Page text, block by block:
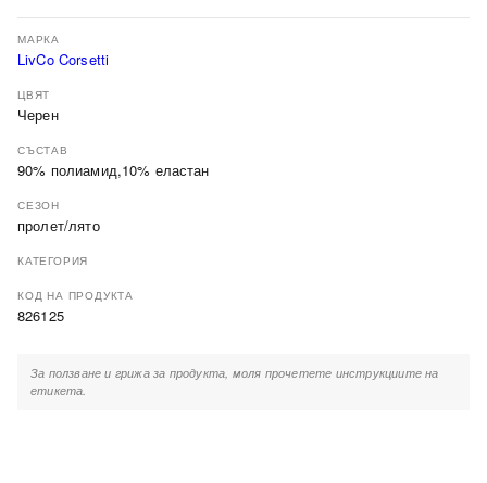
МАРКА
LivCo Corsetti
ЦВЯТ
Черен
СЪСТАВ
90% полиамид,10% еластан
СЕЗОН
пролет/лято
КАТЕГОРИЯ
КОД НА ПРОДУКТА
826125
За ползване и грижа за продукта, моля прочетете инструкциите на
етикета.